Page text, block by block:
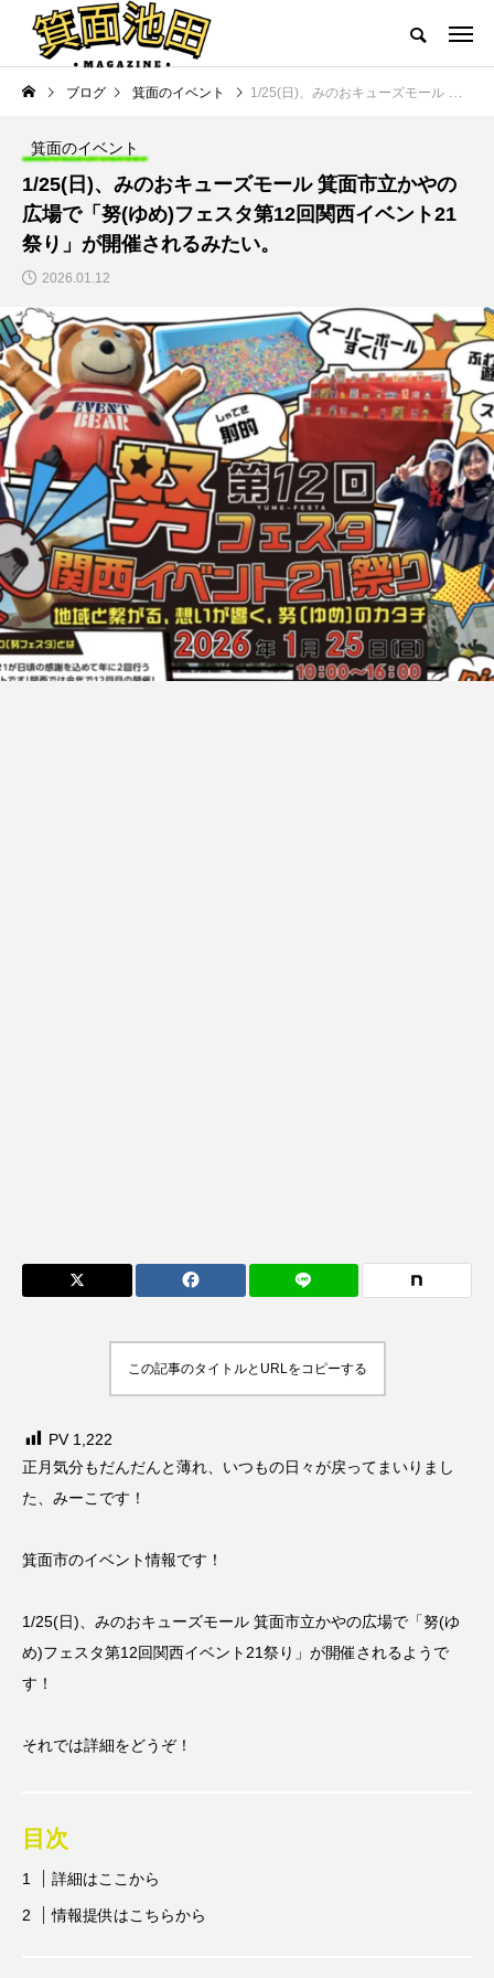
ブログ 箕面のイベント 1/25(日)、みのおキューズモール 箕面市立かやの広場で「努(ゆめ)フェスタ第12回関西イベント21祭り」が開催されるみたい。
箕面のイベント
1/25(日)、みのおキューズモール 箕面市立かやの
広場で「努(ゆめ)フェスタ第12回関西イベント21
祭り」が開催されるみたい。
2026.01.12
この記事のタイトルとURLをコピーする
PV 1,222
正月気分もだんだんと薄れ、いつもの日々が戻ってまいりまし
た、みーこです！
箕面市のイベント情報です！
1/25(日)、みのおキューズモール 箕面市立かやの広場で「努(ゆ
め)フェスタ第12回関西イベント21祭り」が開催されるようで
す！
それでは詳細をどうぞ！
目次
詳細はここから
情報提供はこちらから